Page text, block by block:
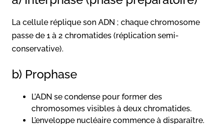
La cellule réplique son ADN ; chaque chromosome
passe de 1 à 2 chromatides (réplication semi-
conservative).
b) Prophase
L’ADN se condense pour former des
chromosomes visibles à deux chromatides.
L’enveloppe nucléaire commence à disparaître.